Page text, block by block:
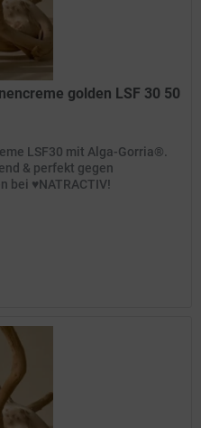
golden LSF 30 50
LSF30 mit Alga-Gorria®.
& perfekt gegen
bei ♥️NATRACTIV!